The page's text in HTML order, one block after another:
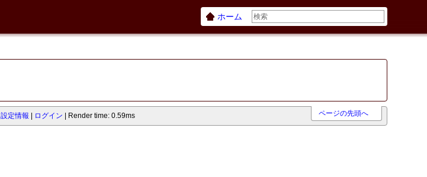
ホーム
設定情報 ログイン Render time: 0.59ms ページの先頭へ